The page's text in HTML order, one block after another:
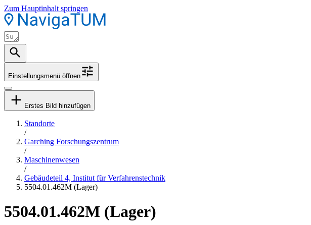
Zum Hauptinhalt springen
Einstellungsmenü öffnen
Erstes Bild hinzufügen
Standorte
/
Garching Forschungszentrum
/
Maschinenwesen
/
Gebäudeteil 4, Institut für Verfahrenstechnik
5504.01.462M (Lager)
5504.01.462M (Lager)